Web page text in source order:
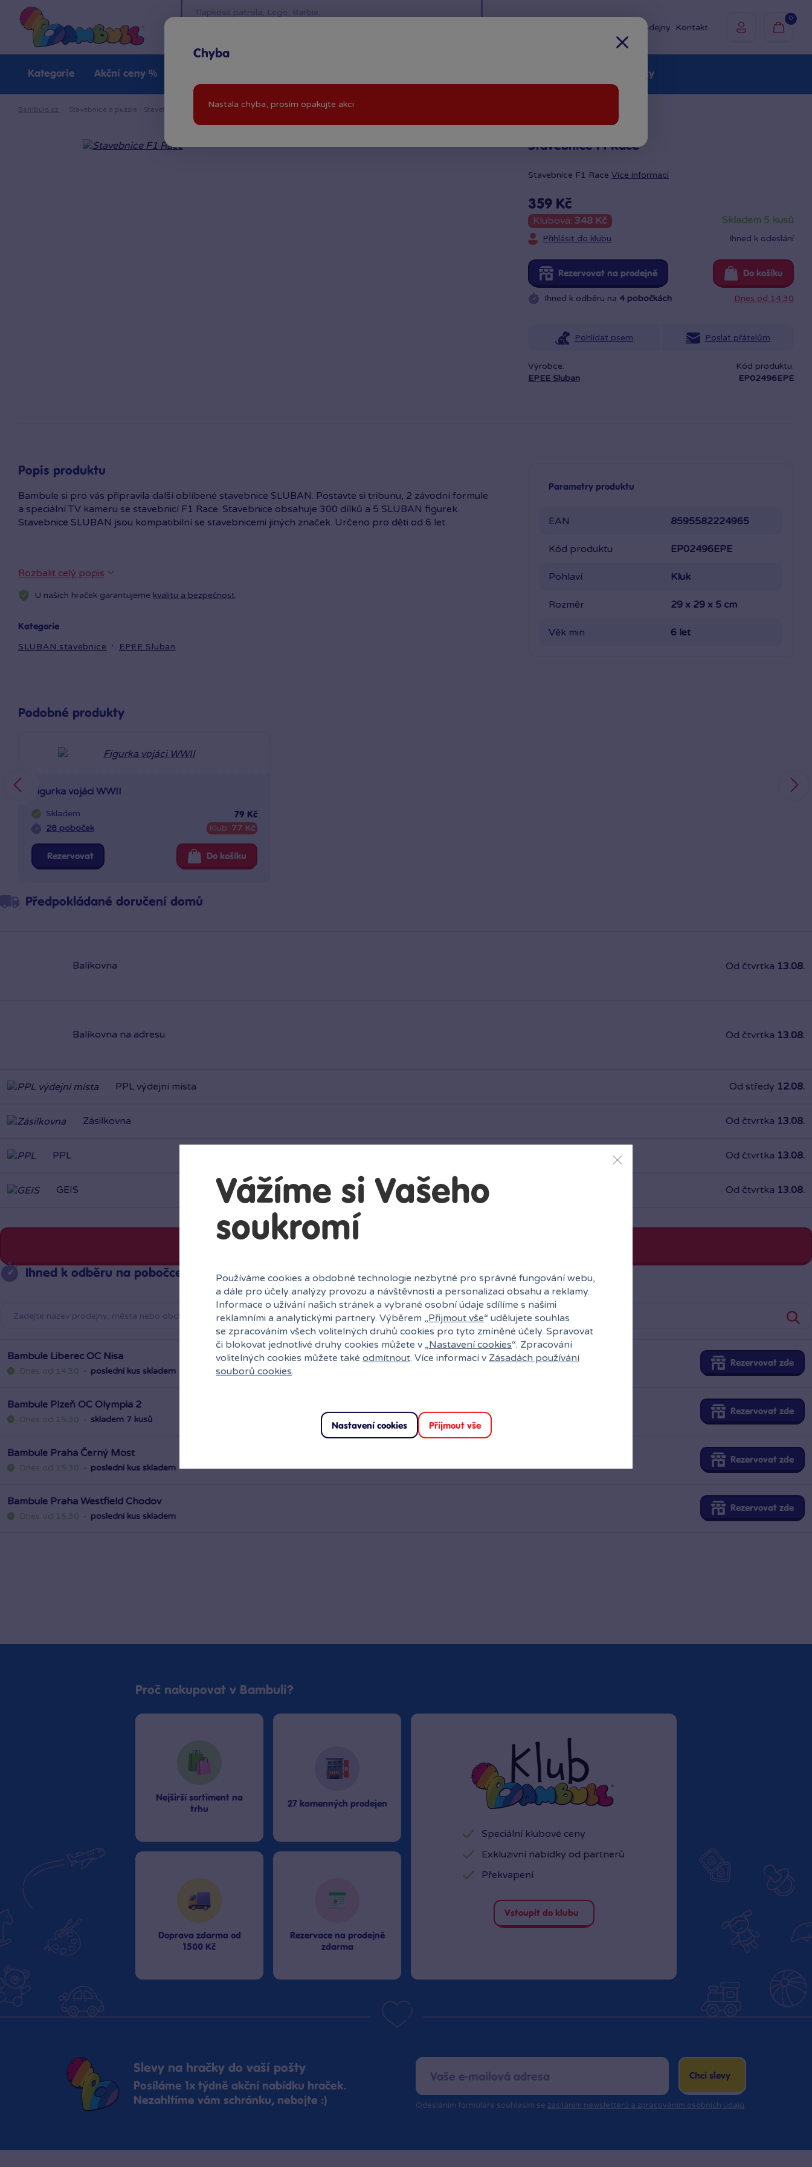
Prodejny Kontakt
0
Kategorie Akční ceny % Značky
Bambule.cz · Stavebnice a puzzle Stavebnice SLUBAN stavebnice ·Stavebnice F1 Race
Stavebnice F1 Race
Stavebnice F1 Race Více informací
359 Kč
Klubová: 348 Kč
Přihlásit do klubu
skladem 5 kusů
Ihned k odeslání
Rezervovat na prodejně Do košíku
Ihned k odběru na 4 pobočkách Dnes od 14:30
Pohlídat psem Poslat přátelům
Výrobce:
EPEE Sluban
Kód produktu:
EP02496EPE
Popis produktu
Bambule si pro vás připravila další oblíbené stavebnice SLUBAN. Postavte si tribunu, 2 závodní formule
a speciální TV kameru se stavebnicí F1 Race. Stavebnice obsahuje 300 dílků a 5 SLUBAN figurek.
Stavebnice SLUBAN jsou kompatibilní se stavebnicemi jiných značek. Určeno pro děti od 6 let.
Rozbalit celý popis
U našich hraček garantujeme kvalitu a bezpečnost.
Kategorie
SLUBAN stavebnice EPEE Sluban
Parametry produktu
EAN 8595582224965
Kód produktu EP02496EPE
Pohlaví Kluk
Rozměr 29 x 29 x 5 cm
Věk min 6 let
Podobné produkty
Figurka vojáci WWII
Skladem
28 poboček
79 Kč
Klub: 77 Kč
Rezervovat Do košíku
Předpokládané doručení domů
Balíkovna Od čtvrtka 13.08.
Balíkovna na adresu Od čtvrtka 13.08.
PPL výdejní místa Od středy 12.08.
Zásilkovna Od čtvrtka 13.08.
PPL Od čtvrtka 13.08.
GEIS Od čtvrtka 13.08.
Ihned k odběru na pobočce
Bambule Liberec OC Nisa
Dnes od 14:30 · poslední kus skladem
Rezervovat zde
Bambule Plzeň OC Olympia 2
Dnes od 15:30 · skladem 7 kusů
Rezervovat zde
Bambule Praha Černý Most
Dnes od 15:30 · poslední kus skladem
Rezervovat zde
Bambule Praha Westfield Chodov
Dnes od 15:30 · poslední kus skladem
Rezervovat zde
Proč nakupovat v Bambuli?
Nejširší sortiment na
trhu
27 kamenných prodejen
Doprava zdarma od
1500 Kč
Rezervace na prodejně
zdarma
Speciální klubové ceny
Exkluzivní nabídky od partnerů
Překvapení
Vstoupit do klubu
Slevy na hračky do vaší pošty
Posíláme 1x týdně akční nabídku hraček.
Nezahltíme vám schránku, nebojte :)
Chci slevy
Odesláním formuláře souhlasím se zasíláním newsletterů a zpracováním osobních údajů.
Chyba
Nastala chyba, prosím opakujte akci
Vážíme si Vašeho
soukromí
Používáme cookies a obdobné technologie nezbytné pro správné fungování webu,
a dále pro účely analýzy provozu a návštěvnosti a personalizaci obsahu a reklamy.
Informace o užívání našich stránek a vybrané osobní údaje sdílíme s našimi
reklamními a analytickými partnery. Výběrem „Přijmout vše“ udělujete souhlas
se zpracováním všech volitelných druhů cookies pro tyto zmíněné účely. Spravovat
či blokovat jednotlivé druhy cookies můžete v „Nastavení cookies“. Zpracování
volitelných cookies můžete také odmítnout. Více informací v Zásadách používání
souborů cookies.
Nastavení cookies Přijmout vše